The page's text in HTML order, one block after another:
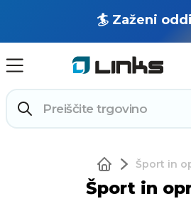
🏄 Zaženi
Šport in
Šport in